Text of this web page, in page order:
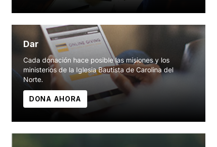
Dar
Cada donación hace posible las misiones y los
ministerios de la Iglesia Bautista de Carolina del
Norte.
DONA AHORA